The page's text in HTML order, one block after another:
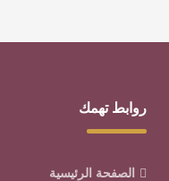
روابط تهمك
الصفحة الرئيسية